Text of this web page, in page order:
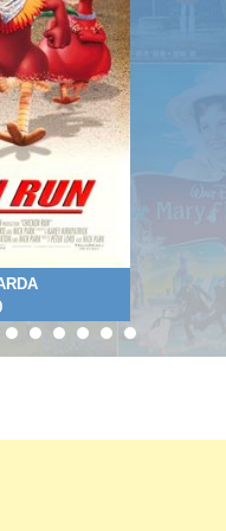
B ...